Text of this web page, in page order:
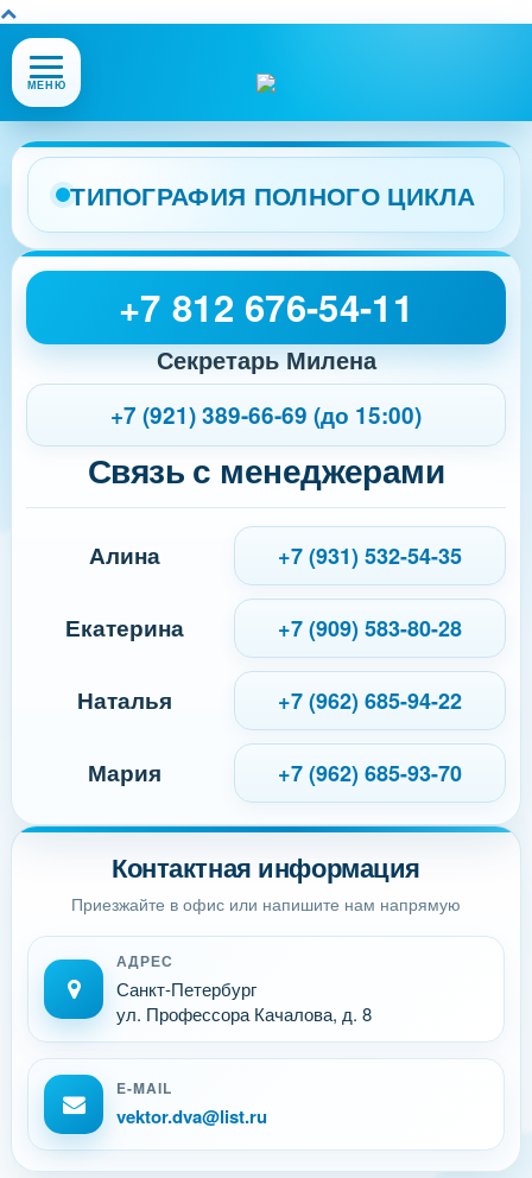
Открыть
или
меню
сайта
МЕНЮ
ТИПОГРАФИЯ ПОЛНОГО ЦИКЛА
Контактная информация
Приезжайте в офис или напишите нам напрямую
АДРЕС
Санкт-Петербург
ул. Профессора Качалова, д. 8
E-MAIL
vektor.dva@list.ru
+7 812 676-54-11
Секретарь Милена
+7 (921) 389-66-69 (до 15:00)
Связь с менеджерами
Алина +7 (931) 532-54-35
Екатерина +7 (909) 583-80-28
Наталья +7 (962) 685-94-22
Мария +7 (962) 685-93-70